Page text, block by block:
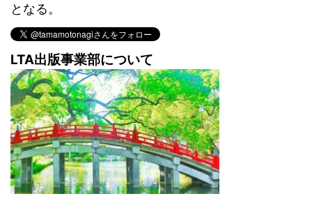
となる。
LTA出版事業部について